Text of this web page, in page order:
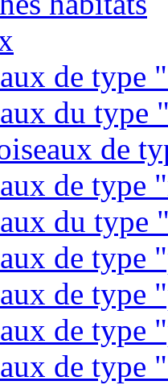
de type
du type
de
de type
du type
de type
de type
de type
de type